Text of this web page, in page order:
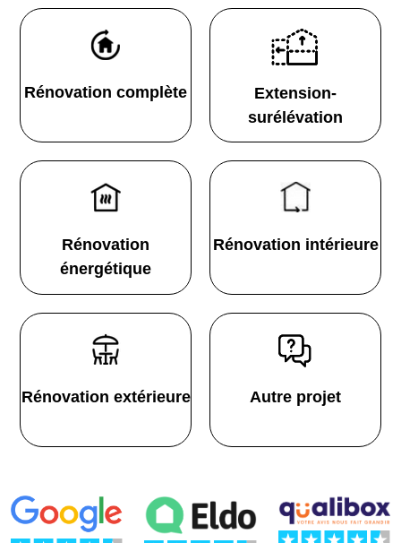
Rénovation complète
Extension-
surélévation
Rénovation
énergétique
Rénovation intérieure
Rénovation extérieure Autre projet